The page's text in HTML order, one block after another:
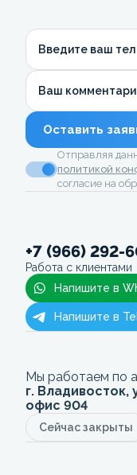
Введите ваш
Ваш
Оставить
Отправляя
политикой
согласие на
+7 (966) 292-
Работа с клиентами
Мы работаем по
г. Владивосток,
офис 904
Сейчас закрыты